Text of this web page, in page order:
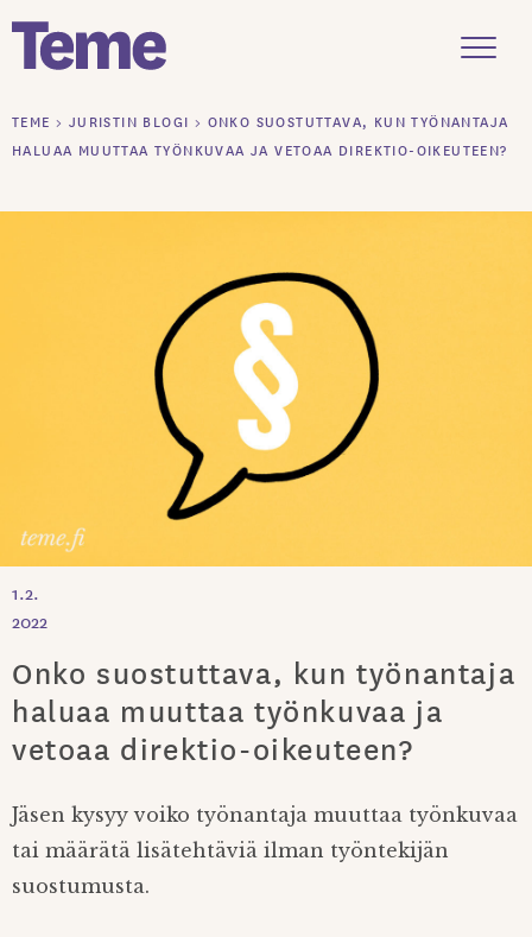
Siirry
sisältöön
TEME > JURISTIN BLOGI > ONKO SUOSTUTTAVA, KUN TYÖNANTAJA
HALUAA MUUTTAA TYÖNKUVAA JA VETOAA DIREKTIO-OIKEUTEEN?
1.2.
2022
Onko suostuttava, kun työnantaja
haluaa muuttaa työnkuvaa ja
vetoaa direktio-oikeuteen?
Jäsen kysyy voiko työnantaja muuttaa työnkuvaa
tai määrätä lisätehtäviä ilman työntekijän
suostumusta.